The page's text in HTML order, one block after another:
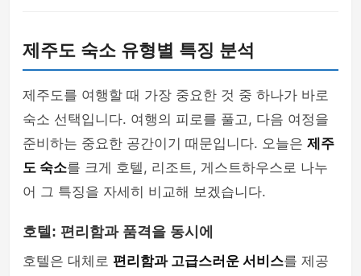
제주도 숙소 유형별 특징 분석
제주도를 여행할 때 가장 중요한 것 중 하나가 바로
숙소 선택입니다. 여행의 피로를 풀고, 다음 여정을
준비하는 중요한 공간이기 때문입니다. 오늘은 제주
도 숙소를 크게 호텔, 리조트, 게스트하우스로 나누
어 그 특징을 자세히 비교해 보겠습니다.
호텔: 편리함과 품격을 동시에
호텔은 대체로 편리함과 고급스러운 서비스를 제공